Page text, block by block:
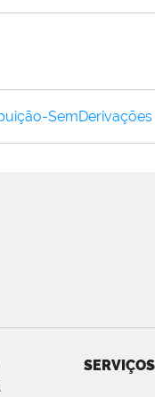
SERVIÇOS